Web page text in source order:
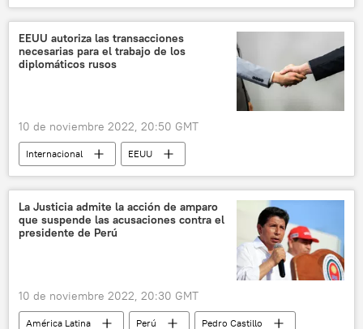
CIA
Evo Morales
Gabriel Boric
Nicaragua
EEUU autoriza las transacciones
necesarias para el trabajo de los
diplomáticos rusos
10 de noviembre 2022, 20:50 GMT
Internacional EEUU
La Justicia admite la acción de amparo
que suspende las acusaciones contra el
presidente de Perú
10 de noviembre 2022, 20:30 GMT
América Latina Perú
Pedro Castillo